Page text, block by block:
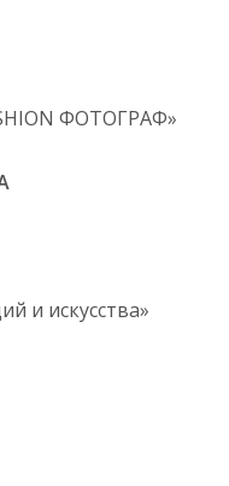
ФОТОГРАФ»
и искусства»